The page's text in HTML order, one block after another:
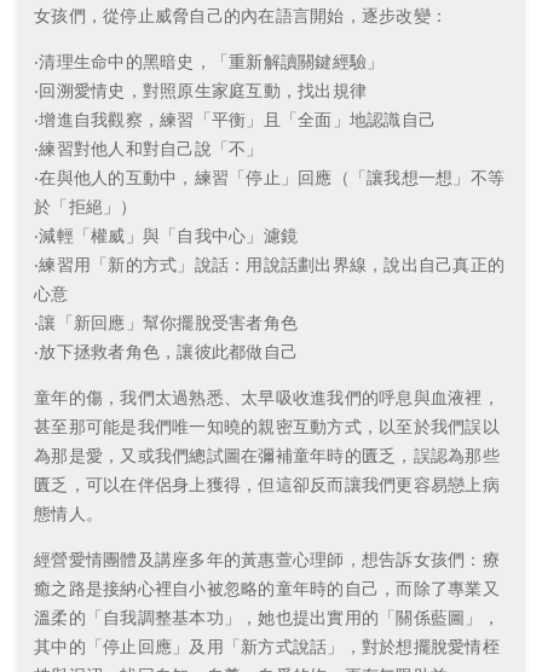
女孩們，從停止威脅自己的內在語言開始，逐步改變：
‧清理生命中的黑暗史，「重新解讀關鍵經驗」
‧回溯愛情史，對照原生家庭互動，找出規律
‧增進自我觀察，練習「平衡」且「全面」地認識自己
‧練習對他人和對自己說「不」
‧在與他人的互動中，練習「停止」回應（「讓我想一想」不等
於「拒絕」）
‧減輕「權威」與「自我中心」濾鏡
‧練習用「新的方式」說話：用說話劃出界線，說出自己真正的
心意
‧讓「新回應」幫你擺脫受害者角色
‧放下拯救者角色，讓彼此都做自己
童年的傷，我們太過熟悉、太早吸收進我們的呼息與血液裡，
甚至那可能是我們唯一知曉的親密互動方式，以至於我們誤以
為那是愛，又或我們總試圖在彌補童年時的匱乏，誤認為那些
匱乏，可以在伴侶身上獲得，但這卻反而讓我們更容易戀上病
態情人。
經營愛情團體及講座多年的黃惠萱心理師，想告訴女孩們：療
癒之路是接納心裡自小被忽略的童年時的自己，而除了專業又
溫柔的「自我調整基本功」，她也提出實用的「關係藍圖」，
其中的「停止回應」及用「新方式說話」，對於想擺脫愛情桎